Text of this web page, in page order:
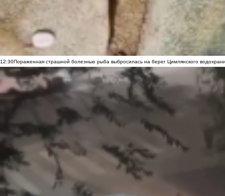
12:30Пораженная страшной болезнью рыба выбросилась на берег Цимлянского